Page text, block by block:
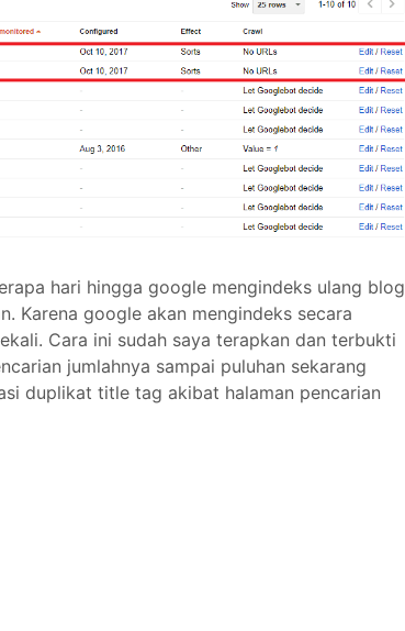
hari hingga google mengindeks ulang blog
Karena google akan mengindeks secara
Cara ini sudah saya terapkan dan terbukti
jumlahnya sampai puluhan sekarang
duplikat title tag akibat halaman pencarian